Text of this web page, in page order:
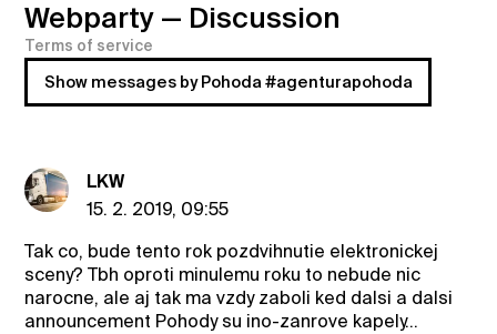
Webparty — Discussion
Terms of service
Show messages by Pohoda #agenturapohoda
LKW
15. 2. 2019, 09:55
Tak co, bude tento rok pozdvihnutie elektronickej
sceny? Tbh oproti minulemu roku to nebude nic
narocne, ale aj tak ma vzdy zaboli ked dalsi a dalsi
announcement Pohody su ino-zanrove kapely...